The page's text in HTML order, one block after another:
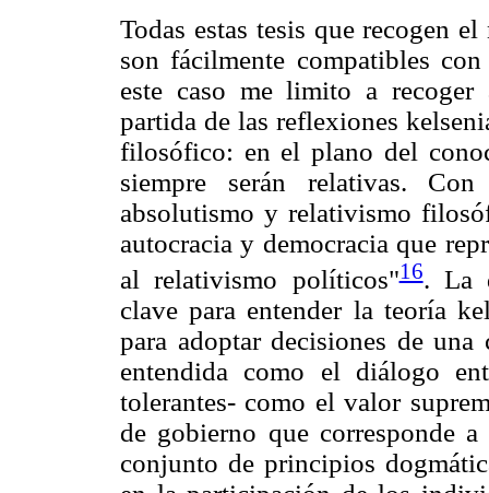
Todas estas tesis que recogen
son fácilmente compatibles
este caso me limito a recoger
partida de las reflexiones
filosófico: en el plano del
siempre serán relativas.
absolutismo y relativismo
autocracia y democracia que
al relativismo políticos"16. La
clave para entender la teoría
para adoptar decisiones de
entendida como el diálogo
tolerantes- como el valor
de gobierno que corresponde
conjunto de principios